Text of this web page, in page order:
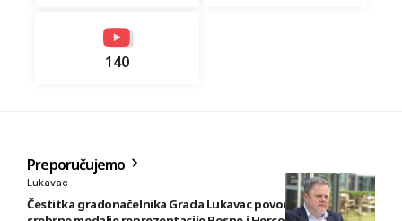
140
Preporučujemo
Lukavac
Čestitka gradonačelnika Grada Lukavac povodom osvajanja